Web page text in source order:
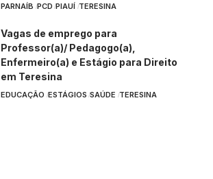
PARNAÍB PCD PIAUÍ TERESINA
Vagas de emprego para
Professor(a)/ Pedagogo(a),
Enfermeiro(a) e Estágio para Direito
em Teresina
EDUCAÇÃO ESTÁGIOS SAÚDE TERESINA